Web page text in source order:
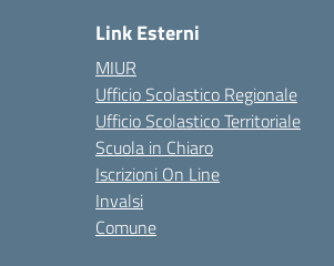
Link Esterni
MIUR
Ufficio Scolastico Regionale
Ufficio Scolastico Territoriale
Scuola in Chiaro
Iscrizioni On Line
Invalsi
Comune